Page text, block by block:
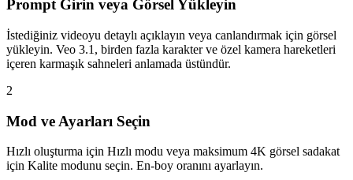
Prompt Girin veya Görsel Yükleyin
İstediğiniz videoyu detaylı açıklayın veya canlandırmak için görsel
yükleyin. Veo 3.1, birden fazla karakter ve özel kamera hareketleri
içeren karmaşık sahneleri anlamada üstündür.
2
Mod ve Ayarları Seçin
Hızlı oluşturma için Hızlı modu veya maksimum 4K görsel sadakat
için Kalite modunu seçin. En-boy oranını ayarlayın.